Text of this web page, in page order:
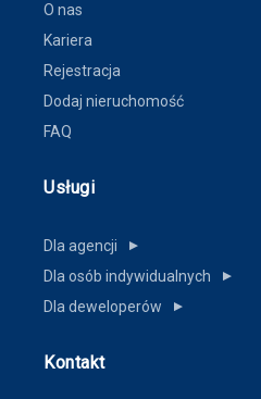
O nas
Kariera
Rejestracja
Dodaj nieruchomość
FAQ
Usługi
Dla agencji ▼
Dla osób indywidualnych ▼
Dla deweloperów ▼
Kontakt